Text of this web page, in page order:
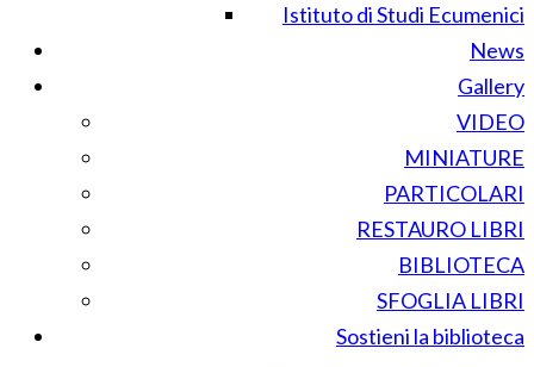
Istituto di Studi Ecumenici
News
Gallery
VIDEO
MINIATURE
PARTICOLARI
RESTAURO LIBRI
BIBLIOTECA
SFOGLIA LIBRI
Sostieni la biblioteca